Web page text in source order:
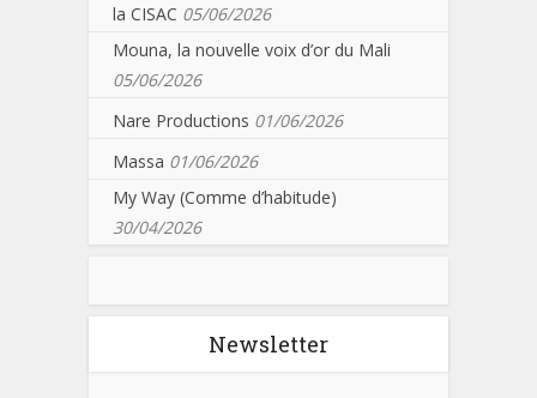
la CISAC 05/06/2026
Mouna, la nouvelle voix d’or du Mali
05/06/2026
Nare Productions 01/06/2026
Massa 01/06/2026
My Way (Comme d’habitude)
30/04/2026
Newsletter